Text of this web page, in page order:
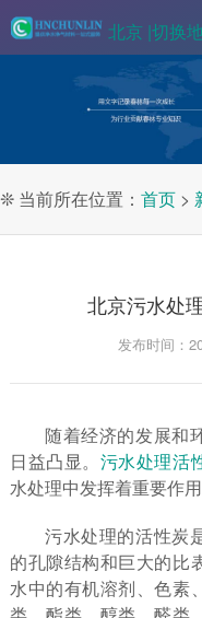
北京 |切换
❊ 当前所在位置： 首页 >
北京污水处
发布时间：
随着经济的发展和
日益凸显。 污水处理活
水处理中发挥着重要作用
污水处理的活性炭
的孔隙结构和巨大的比
水中的有机溶剂、色素